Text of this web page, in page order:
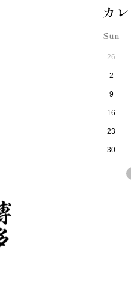
Sun
26
2
9
16
23
30